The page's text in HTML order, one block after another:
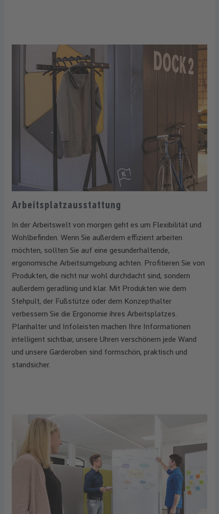
Arbeitsplatzausstattung
In der Arbeitswelt von morgen geht es um Flexibilität und
Wohlbefinden. Wenn Sie außerdem effizient arbeiten
möchten, sollten Sie auf eine gesunderhaltende,
ergonomische Arbeitsumgebung achten. Profitieren Sie von
Produkten, die nicht nur wohl durchdacht sind, sondern
außerdem geradlinig und klar. Mit Produkten wie dem
Stehpult, der Fußstütze oder dem Konzepthalter
verbessern Sie die Ergonomie ihres Arbeitsplatzes.
Planhalter und Infoleisten machen Ihre Informationen
intelligent sichtbar, unsere Uhren verschönern jede Wand
und unsere Garderoben sind formschön, praktisch und
standsicher.